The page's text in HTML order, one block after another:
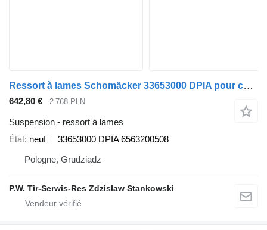
Ressort à lames Schomäcker 33653000 DPIA pour camion Mercedes-Benz
642,80 € 2 768 PLN
Suspension - ressort à lames
État neuf
33653000 DPIA 6563200508
Pologne, Grudziądz
P.W. Tir-Serwis-Res Zdzisław Stankowski